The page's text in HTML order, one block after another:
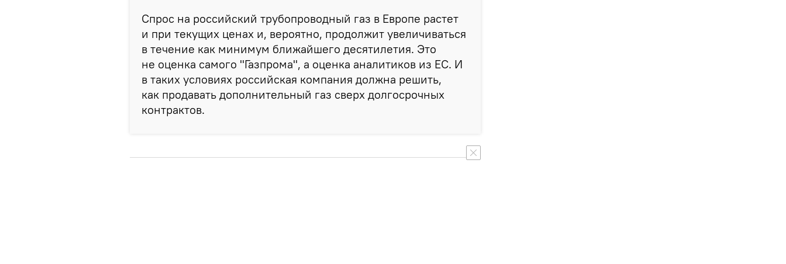
Спрос на российский трубопроводный газ в Европе растет
и при текущих ценах и, вероятно, продолжит увеличиваться
в течение как минимум ближайшего десятилетия. Это
не оценка самого "Газпрома", а оценка аналитиков из ЕС. И
в таких условиях российская компания должна решить,
как продавать дополнительный газ сверх долгосрочных
контрактов.